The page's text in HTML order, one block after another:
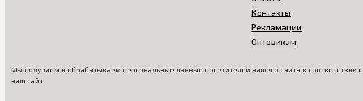
Контакты
Рекламации
Оптовикам
Мы получаем и обрабатываем персональные данные посетителей нашего сайта в соответствии с
наш сайт